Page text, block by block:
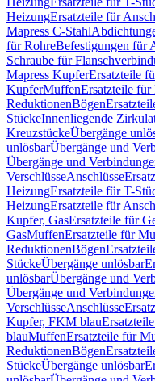
HeizungErsatzteile für
Mapress C-Stahl
für RohreBefestigungen für
Schraube für
Mapress KupferErsatzteile
KupferMuffenErsatzteile
ReduktionenBögen
StückeInnenliegende
KreuzstückeÜbergänge
unlösbarÜbergänge und
Übergänge und
VerschlüsseAnschlüsse
HeizungErsatzteile für T-
HeizungErsatzteile für
Kupfer, GasErsatzteile für
GasMuffenErsatzteile für
ReduktionenBögen
StückeÜbergänge unlösbar
unlösbarÜbergänge und
Übergänge und
VerschlüsseAnschlüsse
Kupfer, FKM blau
blauMuffenErsatzteile für
ReduktionenBögen
StückeÜbergänge unlösbar